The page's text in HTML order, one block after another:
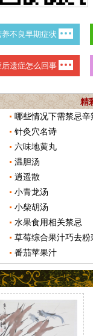
精
哪些情况下需禁忌辛
针灸穴名诗
六味地黄丸
温胆汤
逍遥散
小青龙汤
小柴胡汤
水果食用相关禁忌
草莓综合果汁巧去粉
番茄苹果汁